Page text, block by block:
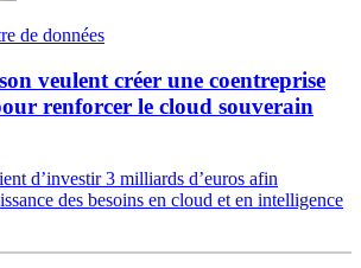
de données
veulent créer une coentreprise
renforcer le cloud souverain
d’investir 3 milliards d’euros afin
des besoins en cloud et en intelligence